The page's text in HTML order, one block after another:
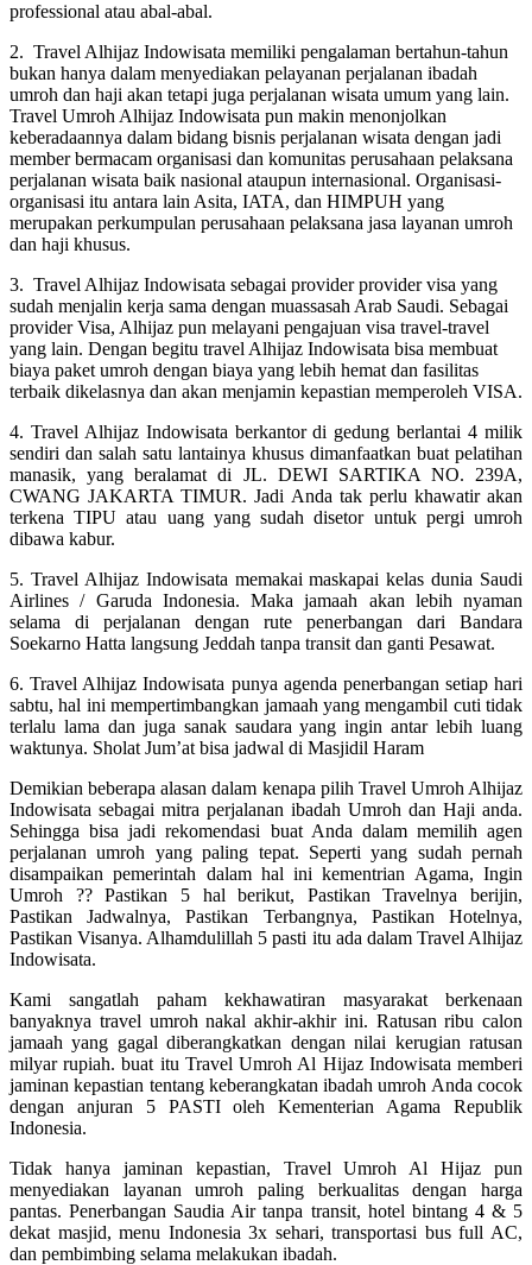
professional atau abal-abal.
2. Travel Alhijaz Indowisata memiliki pengalaman bertahun-tahun
bukan hanya dalam menyediakan pelayanan perjalanan ibadah
umroh dan haji akan tetapi juga perjalanan wisata umum yang lain.
Travel Umroh Alhijaz Indowisata pun makin menonjolkan
keberadaannya dalam bidang bisnis perjalanan wisata dengan jadi
member bermacam organisasi dan komunitas perusahaan pelaksana
perjalanan wisata baik nasional ataupun internasional. Organisasi-
organisasi itu antara lain Asita, IATA, dan HIMPUH yang
merupakan perkumpulan perusahaan pelaksana jasa layanan umroh
dan haji khusus.
3. Travel Alhijaz Indowisata sebagai provider provider visa yang
sudah menjalin kerja sama dengan muassasah Arab Saudi. Sebagai
provider Visa, Alhijaz pun melayani pengajuan visa travel-travel
yang lain. Dengan begitu travel Alhijaz Indowisata bisa membuat
biaya paket umroh dengan biaya yang lebih hemat dan fasilitas
terbaik dikelasnya dan akan menjamin kepastian memperoleh VISA.
4. Travel Alhijaz Indowisata berkantor di gedung berlantai 4 milik
sendiri dan salah satu lantainya khusus dimanfaatkan buat pelatihan
manasik, yang beralamat di JL. DEWI SARTIKA NO. 239A,
CWANG JAKARTA TIMUR. Jadi Anda tak perlu khawatir akan
terkena TIPU atau uang yang sudah disetor untuk pergi umroh
dibawa kabur.
5. Travel Alhijaz Indowisata memakai maskapai kelas dunia Saudi
Airlines / Garuda Indonesia. Maka jamaah akan lebih nyaman
selama di perjalanan dengan rute penerbangan dari Bandara
Soekarno Hatta langsung Jeddah tanpa transit dan ganti Pesawat.
6. Travel Alhijaz Indowisata punya agenda penerbangan setiap hari
sabtu, hal ini mempertimbangkan jamaah yang mengambil cuti tidak
terlalu lama dan juga sanak saudara yang ingin antar lebih luang
waktunya. Sholat Jum’at bisa jadwal di Masjidil Haram
Demikian beberapa alasan dalam kenapa pilih Travel Umroh Alhijaz
Indowisata sebagai mitra perjalanan ibadah Umroh dan Haji anda.
Sehingga bisa jadi rekomendasi buat Anda dalam memilih agen
perjalanan umroh yang paling tepat. Seperti yang sudah pernah
disampaikan pemerintah dalam hal ini kementrian Agama, Ingin
Umroh ?? Pastikan 5 hal berikut, Pastikan Travelnya berijin,
Pastikan Jadwalnya, Pastikan Terbangnya, Pastikan Hotelnya,
Pastikan Visanya. Alhamdulillah 5 pasti itu ada dalam Travel Alhijaz
Indowisata.
Kami sangatlah paham kekhawatiran masyarakat berkenaan
banyaknya travel umroh nakal akhir-akhir ini. Ratusan ribu calon
jamaah yang gagal diberangkatkan dengan nilai kerugian ratusan
milyar rupiah. buat itu Travel Umroh Al Hijaz Indowisata memberi
jaminan kepastian tentang keberangkatan ibadah umroh Anda cocok
dengan anjuran 5 PASTI oleh Kementerian Agama Republik
Indonesia.
Tidak hanya jaminan kepastian, Travel Umroh Al Hijaz pun
menyediakan layanan umroh paling berkualitas dengan harga
pantas. Penerbangan Saudia Air tanpa transit, hotel bintang 4 & 5
dekat masjid, menu Indonesia 3x sehari, transportasi bus full AC,
dan pembimbing selama melakukan ibadah.